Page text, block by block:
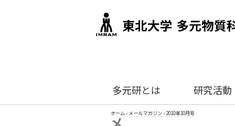
多元研とは 研究活動
ホーム › メールマガジン›2010年10月号